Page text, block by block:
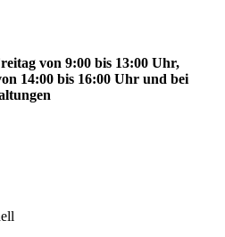
von 9:00 bis 13:00 Uhr,
14:00 bis 16:00 Uhr und bei